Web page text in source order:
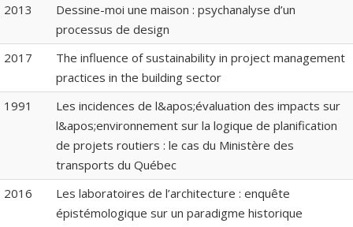
2013
Dessine-moi une maison : psychanalyse d’un
processus de design
2017
The influence of sustainability in project management
practices in the building sector
1991
Les incidences de l&apos;évaluation des impacts sur
l&apos;environnement sur la logique de planification
de projets routiers : le cas du Ministère des
transports du Québec
2016
Les laboratoires de l’architecture : enquête
épistémologique sur un paradigme historique